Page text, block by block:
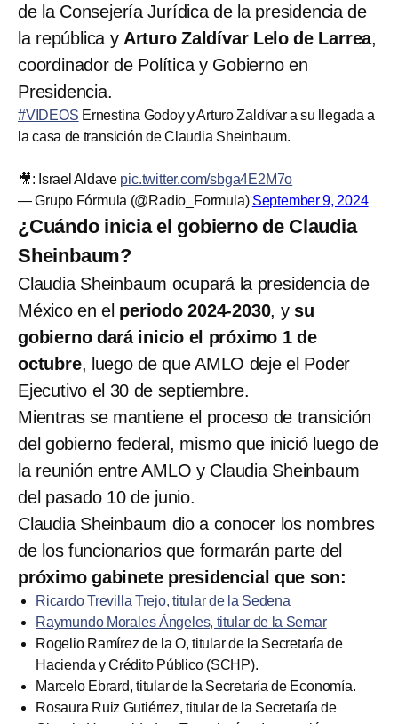
de la Consejería Jurídica de la presidencia de
la república y Arturo Zaldívar Lelo de Larrea,
coordinador de Política y Gobierno en
Presidencia.
#VIDEOS Ernestina Godoy y Arturo Zaldívar a su llegada a
la casa de transición de Claudia Sheinbaum.
🎥: Israel Aldave pic.twitter.com/sbga4E2M7o
— Grupo Fórmula (@Radio_Formula) September 9, 2024
¿Cuándo inicia el gobierno de Claudia
Sheinbaum?
Claudia Sheinbaum ocupará la presidencia de
México en el periodo 2024-2030, y su
gobierno dará inicio el próximo 1 de
octubre, luego de que AMLO deje el Poder
Ejecutivo el 30 de septiembre.
Mientras se mantiene el proceso de transición
del gobierno federal, mismo que inició luego de
la reunión entre AMLO y Claudia Sheinbaum
del pasado 10 de junio.
Claudia Sheinbaum dio a conocer los nombres
de los funcionarios que formarán parte del
próximo gabinete presidencial que son:
Ricardo Trevilla Trejo, titular de la Sedena
Raymundo Morales Ángeles, titular de la Semar
Rogelio Ramírez de la O, titular de la Secretaría de
Hacienda y Crédito Público (SCHP).
Marcelo Ebrard, titular de la Secretaría de Economía.
Rosaura Ruiz Gutiérrez, titular de la Secretaría de